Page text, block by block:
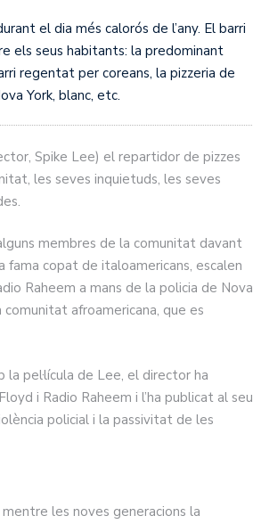
el dia més calorós de l’any. El barri
els seus habitants: la predominant
regentat per coreans, la pizzeria de
York, blanc, etc.
Spike Lee) el repartidor de pizzes
les seves inquietuds, les seves
membres de la comunitat davant
fama copat de italoamericans, escalen
Raheem a mans de la policia de Nova
afroamericana, que es
la pel·lícula de Lee, el director ha
i Radio Raheem i l’ha publicat al seu
policial i la passivitat de les
les noves generacions la